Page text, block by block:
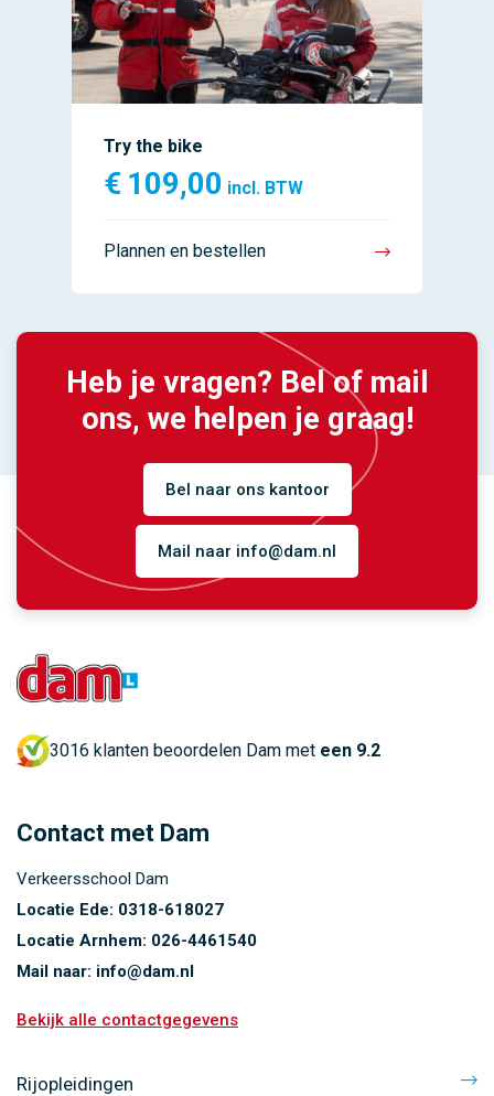
Try the bike
€ 109,00 incl. BTW
Plannen en bestellen
Heb je vragen? Bel of mail
ons, we helpen je graag!
Bel naar ons kantoor
Mail naar info@dam.nl
3016 klanten beoordelen Dam met een 9.2
Contact met Dam
Verkeersschool Dam
Locatie Ede: 0318-618027
Locatie Arnhem: 026-4461540
Mail naar: info@dam.nl
Bekijk alle contactgegevens
Rijopleidingen